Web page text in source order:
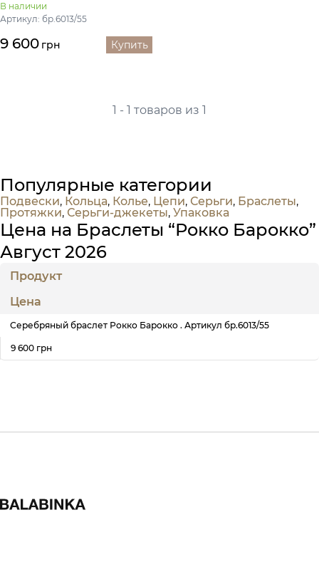
В наличии
Артикул: бр.6013/55
9 600 грн Купить
1 - 1 товаров из 1
Популярные категории
Подвески, Кольца, Колье, Цепи, Серьги, Браслеты,
Протяжки, Серьги-джекеты, Упаковка
Цена на Браслеты “Рокко Барокко”
Август 2026
Продукт
Цена
Серебряный браслет Рокко Барокко . Артикул бр.6013/55
9 600 грн